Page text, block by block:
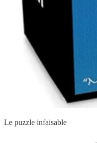
Le puzzle infaisable